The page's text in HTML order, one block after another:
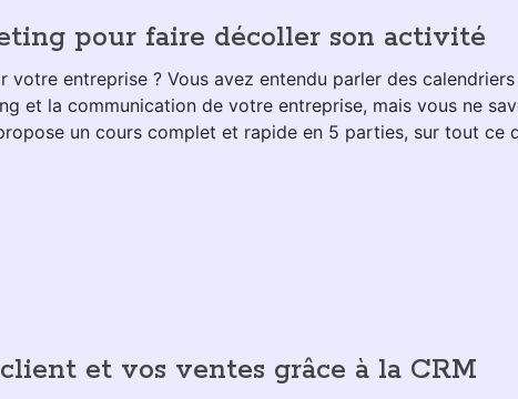
pour faire décoller son activité
votre entreprise ? Vous avez entendu parler des
et la communication de votre entreprise, mais vous ne
un cours complet et rapide en 5 parties, sur tout ce
et vos ventes grâce à la CRM